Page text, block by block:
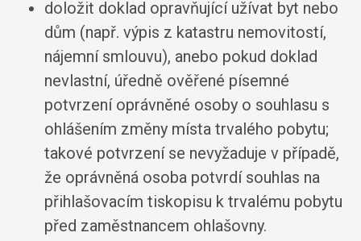
doložit doklad opravňující užívat byt nebo
dům (např. výpis z katastru nemovitostí,
nájemní smlouvu), anebo pokud doklad
nevlastní, úředně ověřené písemné
potvrzení oprávněné osoby o souhlasu s
ohlášením změny místa trvalého pobytu;
takové potvrzení se nevyžaduje v případě,
že oprávněná osoba potvrdí souhlas na
přihlašovacím tiskopisu k trvalému pobytu
před zaměstnancem ohlašovny.